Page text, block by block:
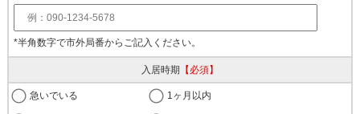
*半角数字で市外局番からご記入ください。
入居時期 【必須】
急いでいる 1ヶ月以内